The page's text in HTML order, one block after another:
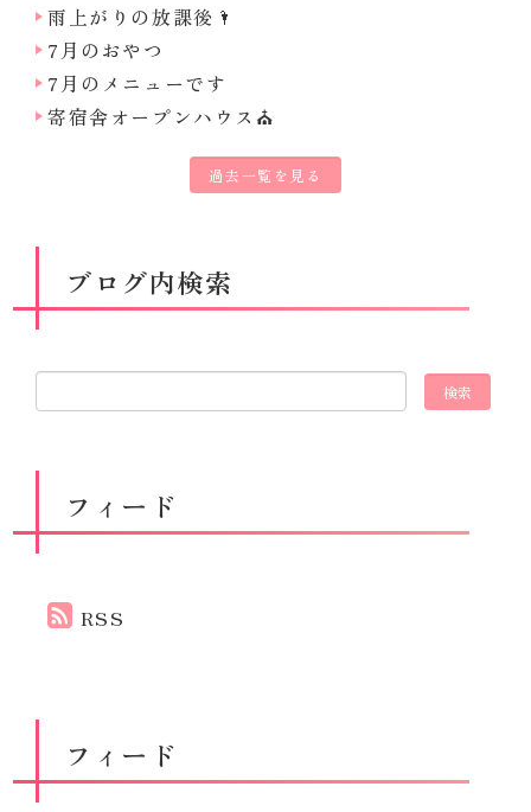
雨上がりの放課後🌂
7月のおやつ
7月のメニューです
寄宿舎オープンハウス⛪
過去一覧を見る
ブログ内検索
フィード
RSS
フィード